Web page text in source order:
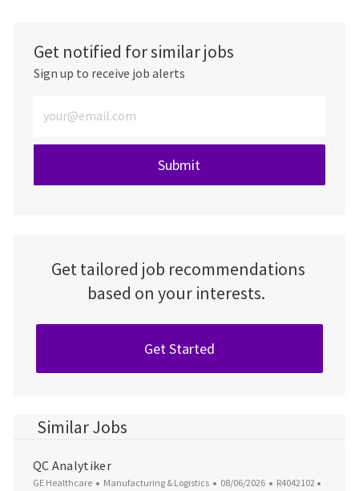
Get notified for similar jobs
Sign up to receive job alerts
Submit
Get tailored job recommendations
based on your interests.
Get Started
Similar Jobs
QC Analytiker
GE Healthcare Category
Manufacturing & Logistics Posted Date
08/06/2026 Job Id
R4042102